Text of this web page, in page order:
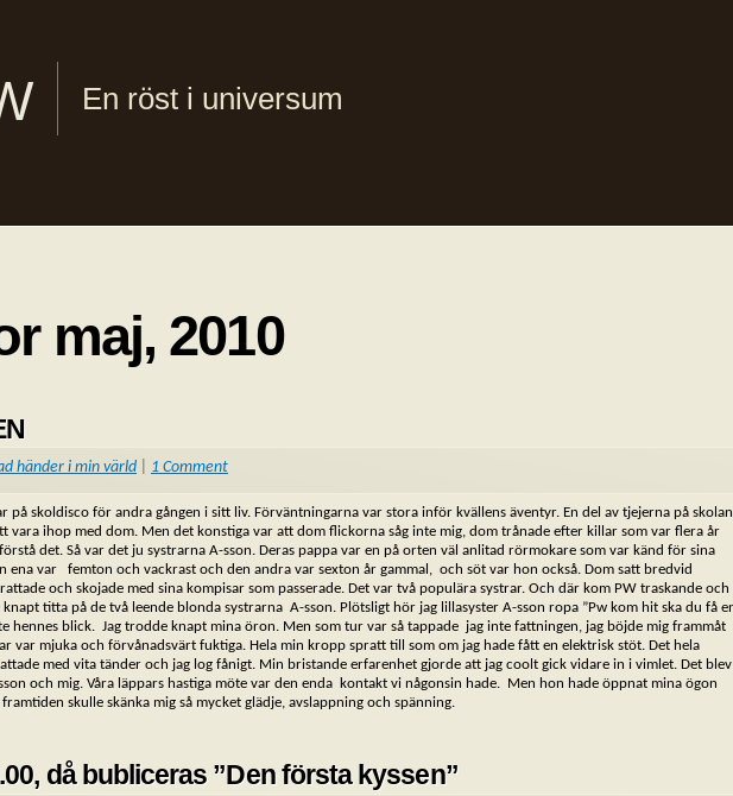
En röst i universum
maj, 2010
händer i min värld 1 Comment
på skoldisco för andra gången i sitt liv. Förväntningarna var stora inför kvällens äventyr. En del av tjejerna på skolan
vara ihop med dom. Men det konstiga var att dom flickorna såg inte mig, dom trånade efter killar som var flera år
det. Så var det ju systrarna A-sson. Deras pappa var en på orten väl anlitad rörmokare som var känd för sina
ena var femton och vackrast och den andra var sexton år gammal, och söt var hon också. Dom satt bredvid
och skojade med sina kompisar som passerade. Det var två populära systrar. Och där kom PW traskande och
titta på de två leende blonda systrarna A-sson. Plötsligt hör jag lillasyster A-sson ropa ”Pw kom hit ska du få
hennes blick. Jag trodde knapt mina öron. Men som tur var så tappade jag inte fattningen, jag böjde mig frammåt
var mjuka och förvånadsvärt fuktiga. Hela min kropp spratt till som om jag hade fått en elektrisk stöt. Det hela
med vita tänder och jag log fånigt. Min bristande erfarenhet gjorde att jag coolt gick vidare in i vimlet. Det blev
och mig. Våra läppars hastiga möte var den enda kontakt vi någonsin hade. Men hon hade öppnat mina ögon
skulle skänka mig så mycket glädje, avslappning och spänning.
då bubliceras ”Den första kyssen”